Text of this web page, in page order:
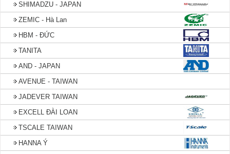
SHIMADZU - JAPAN
ZEMIC - Hà Lan
HBM - ĐỨC
TANITA
AND - JAPAN
AVENUE - TAIWAN
JADEVER TAIWAN
EXCELL ĐÀI LOAN
TSCALE TAIWAN
HANNA Ý